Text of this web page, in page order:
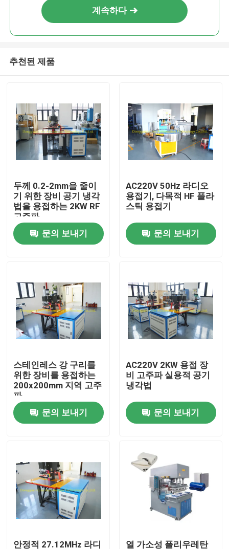
제품
우리에 대하여
품질 관리
연락주세요
HF 플라스틱 용접 기계
초음파 플라스틱 용접 기계
PVC 플라스틱 용접 기계
계속하다
추천된 제품
두께 0.2-2mm을 줄이
기 위한 장비 공기 냉각
법을 용접하는 2KW RF
고주파
문의 보내기
AC220V 50Hz 라디오
용접기, 다목적 HF 플라
스틱 용접기
문의 보내기
스테인레스 강 구리를
위한 장비를 용접하는
200x200mm 지역 고주
파
문의 보내기
AC220V 2KW 용접 장
비 고주파 실용적 공기
냉각법
문의 보내기
안정적 27.12MHz 라디 열 가소성 폴리우레탄